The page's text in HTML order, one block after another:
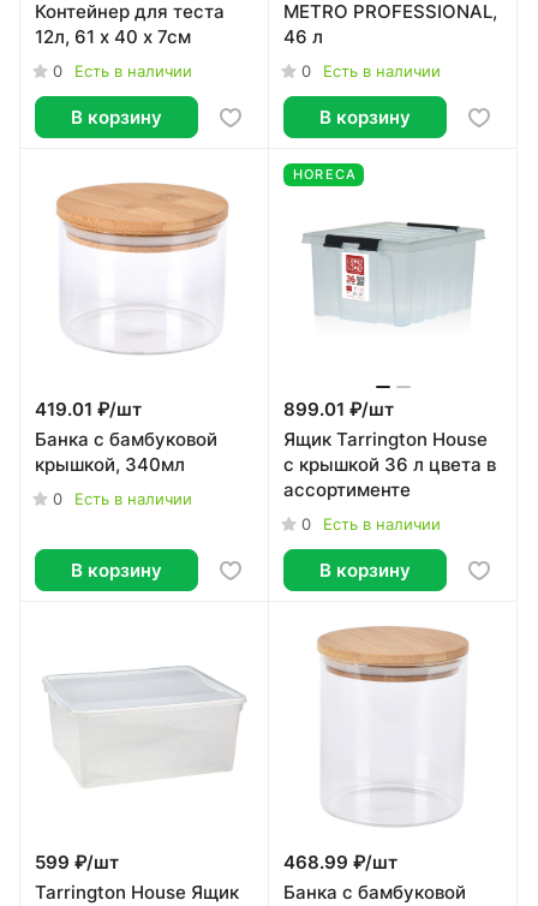
Контейнер для теста
12л, 61 x 40 x 7см
0 Есть в наличии
В корзину
METRO PROFESSIONAL,
46 л
0 Есть в наличии
В корзину
419.01 ₽/шт
Банка с бамбуковой
крышкой, 340мл
0 Есть в наличии
В корзину
HORECA
899.01 ₽/шт
Ящик Tarrington House
с крышкой 36 л цвета в
ассортименте
0 Есть в наличии
В корзину
599 ₽/шт
Tarrington House Ящик
468.99 ₽/шт
Банка с бамбуковой